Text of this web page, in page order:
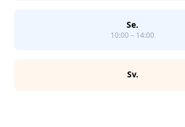
Se.
10:00 – 14:00
Sv.